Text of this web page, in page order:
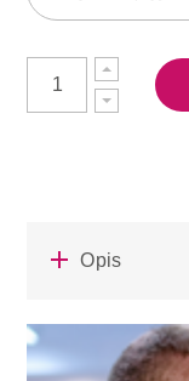
Opis